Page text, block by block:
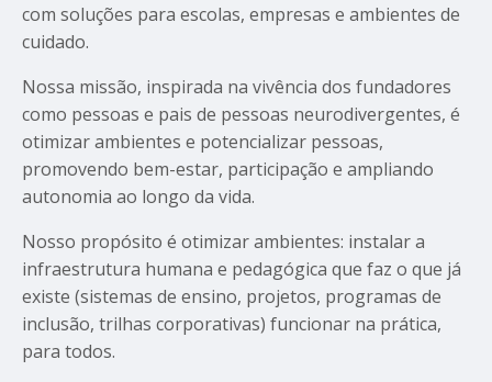
com soluções para escolas, empresas e ambientes de
cuidado.
Nossa missão, inspirada na vivência dos fundadores
como pessoas e pais de pessoas neurodivergentes, é
otimizar ambientes e potencializar pessoas,
promovendo bem-estar, participação e ampliando
autonomia ao longo da vida.
Nosso propósito é otimizar ambientes: instalar a
infraestrutura humana e pedagógica que faz o que já
existe (sistemas de ensino, projetos, programas de
inclusão, trilhas corporativas) funcionar na prática,
para todos.